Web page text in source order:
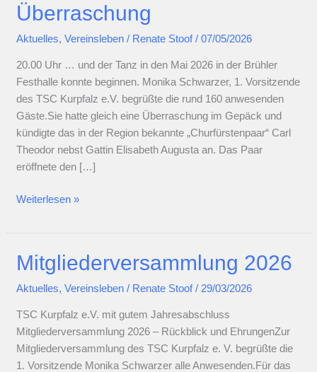
Überraschung
Aktuelles,Vereinsleben / Renate Stoof/07/05/2026
20.00 Uhr … und der Tanz in den Mai 2026 in der Brühler
Festhalle konnte beginnen. Monika Schwarzer, 1. Vorsitzende
des TSC Kurpfalz e.V. begrüßte die rund 160 anwesenden
Gäste.Sie hatte gleich eine Überraschung im Gepäck und
kündigte das in der Region bekannte „Churfürstenpaar“ Carl
Theodor nebst Gattin Elisabeth Augusta an. Das Paar
eröffnete den […]
Tanz
mit
Überraschung
Weiterlesen »
Mitgliederversammlung 2026
Aktuelles,Vereinsleben / Renate Stoof/ 29/03/2026
TSC Kurpfalz e.V. mit gutem Jahresabschluss
Mitgliederversammlung 2026 – Rückblick und EhrungenZur
Mitgliederversammlung des TSC Kurpfalz e. V. begrüßte die
1. Vorsitzende Monika Schwarzer alle Anwesenden.Für das